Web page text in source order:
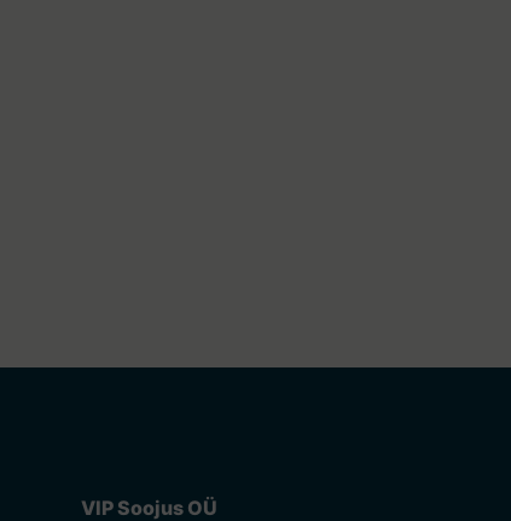
VIP Soojus OÜ